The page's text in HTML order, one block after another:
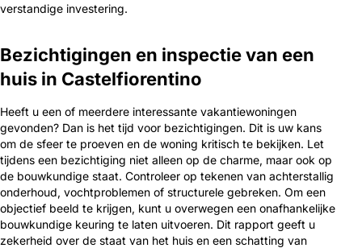
verstandige investering.
Bezichtigingen en inspectie van een
huis in Castelfiorentino
Heeft u een of meerdere interessante vakantiewoningen
gevonden? Dan is het tijd voor bezichtigingen. Dit is uw kans
om de sfeer te proeven en de woning kritisch te bekijken. Let
tijdens een bezichtiging niet alleen op de charme, maar ook op
de bouwkundige staat. Controleer op tekenen van achterstallig
onderhoud, vochtproblemen of structurele gebreken. Om een
objectief beeld te krijgen, kunt u overwegen een onafhankelijke
bouwkundige keuring te laten uitvoeren. Dit rapport geeft u
zekerheid over de staat van het huis en een schatting van